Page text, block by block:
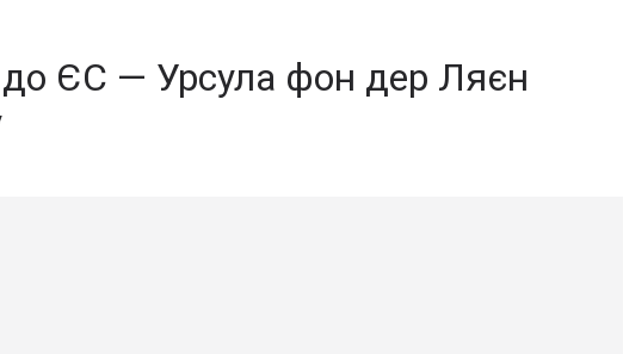
до ЄС — Урсула фон дер Ляєн